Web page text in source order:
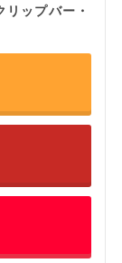
ップバー・